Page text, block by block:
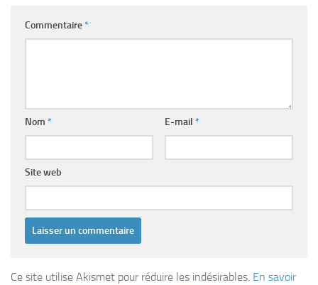
Commentaire*
Nom * E-mail *
Site web
Ce site utilise Akismet pour réduire les indésirables. En savoir